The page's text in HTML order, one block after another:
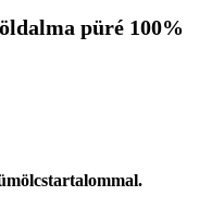
püré 100%